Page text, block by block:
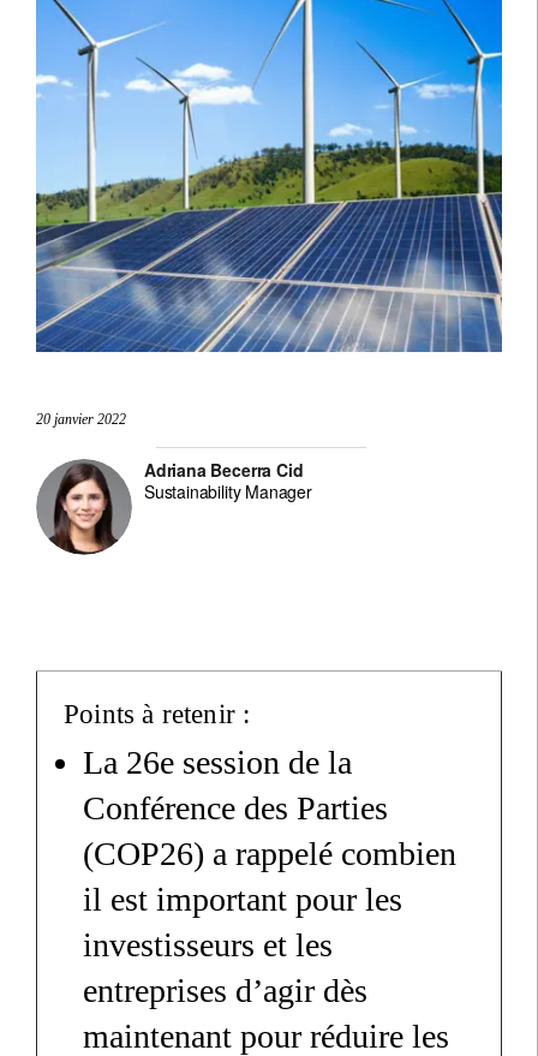
20 janvier 2022
Adriana Becerra Cid
Sustainability Manager
Points à retenir :
La 26e session de la
Conférence des Parties
(COP26) a rappelé combien
il est important pour les
investisseurs et les
entreprises d’agir dès
maintenant pour réduire les